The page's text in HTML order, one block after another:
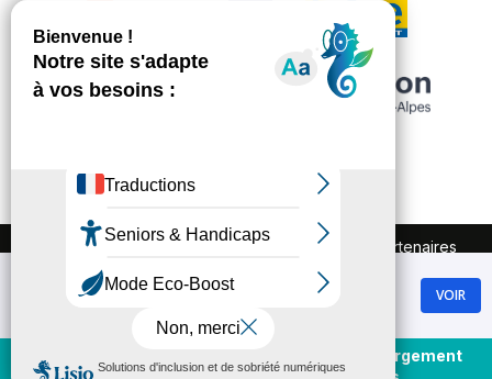
En direct
Achat et rechargement
Recrutement Marchés publics
Partenaires
Mentions légales
Politique de confidentialité
Conditions Générales de Vente
Gestion des cookies
Chamrousse
GRATUIT - Sur Google Play VOIR